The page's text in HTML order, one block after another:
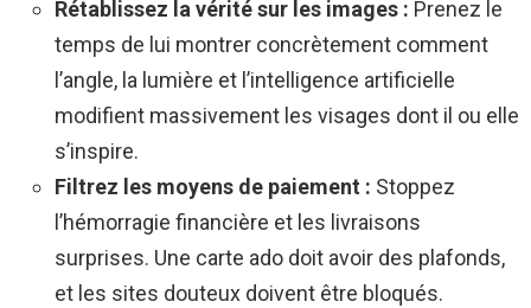
Rétablissez la vérité sur les images : Prenez le
temps de lui montrer concrètement comment
l’angle, la lumière et l’intelligence artificielle
modifient massivement les visages dont il ou elle
s’inspire.
Filtrez les moyens de paiement : Stoppez
l’hémorragie financière et les livraisons
surprises. Une carte ado doit avoir des plafonds,
et les sites douteux doivent être bloqués.